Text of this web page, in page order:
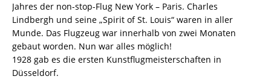
Jahres der non-stop-Flug New York – Paris. Charles
Lindbergh und seine „Spirit of St. Louis“ waren in aller
Munde. Das Flugzeug war innerhalb von zwei Monaten
gebaut worden. Nun war alles möglich!
1928 gab es die ersten Kunstflugmeisterschaften in
Düsseldorf.